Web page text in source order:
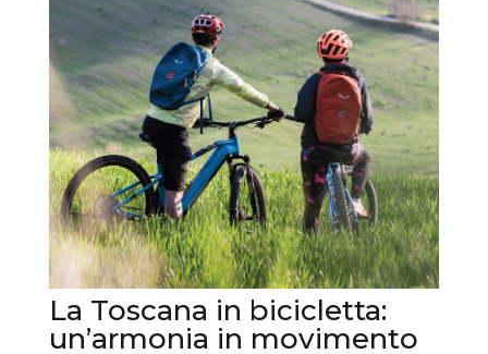
La Toscana in bicicletta:
un’armonia in movimento